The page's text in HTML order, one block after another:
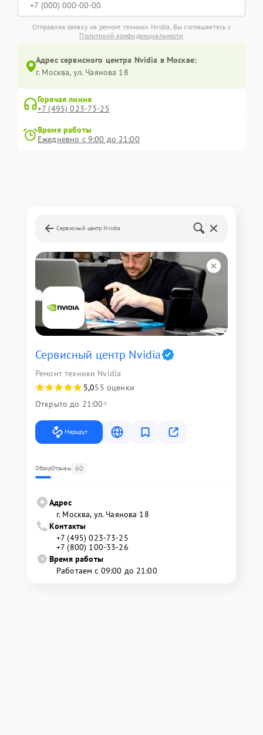
Отправляя заявку на ремонт техники Nvidia, Вы соглашаетесь с
Политикой конфиденциальности
Адрес сервисного центра Nvidia в Москве:
г. Москва, ул. Чаянова 18
Горячая линия
+7 (495) 023-73-25
Время работы
Ежедневно с 9:00 до 21:00
Сервисный центр Nvidia
Сервисный центр Nvidia
Ремонт техники Nvidia
5,055 оценки
Открыто до 21:00
Маршрут
ОбзорОтзывы 60
Адрес
г. Москва, ул. Чаянова 18
Контакты
+7 (495) 023-73-25
+7 (800) 100-33-26
Время работы
Работаем с 09:00 до 21:00